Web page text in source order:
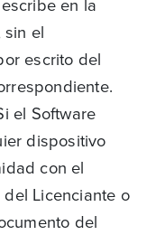
sin el
escrito del
el Software
dispositivo
con el
Licenciante o
del